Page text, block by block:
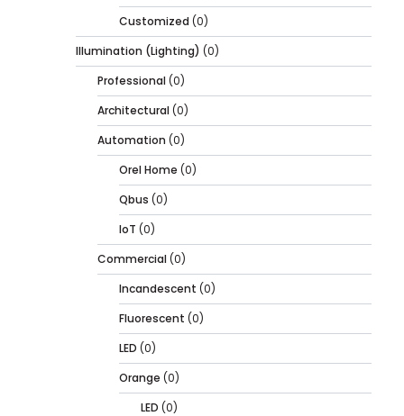
Customized (0)
Illumination (Lighting) (0)
Professional(0)
Architectural(0)
Automation (0)
Orel Home (0)
Qbus (0)
IoT (0)
Commercial(0)
Incandescent (0)
Fluorescent (0)
LED (0)
Orange (0)
LED (0)